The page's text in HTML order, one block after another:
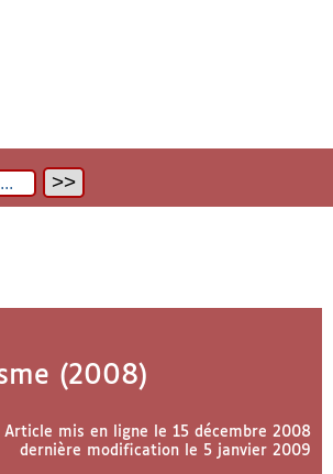
(2008)
Article mis en ligne le 15 décembre 2008
dernière modification le 5 janvier 2009